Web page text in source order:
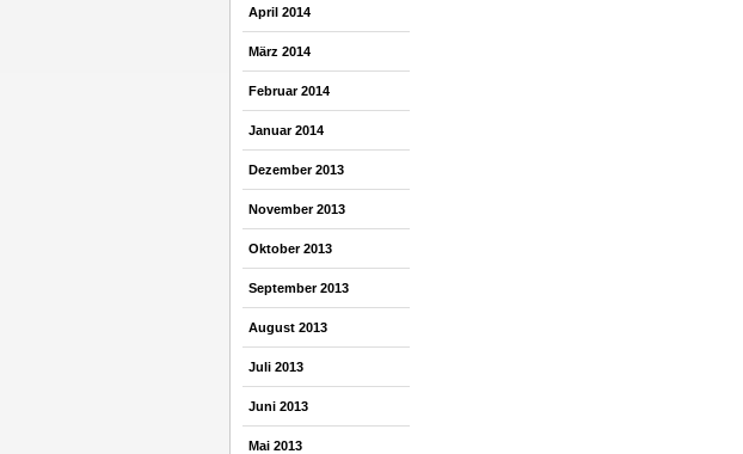
April 2014
März 2014
Februar 2014
Januar 2014
Dezember 2013
November 2013
Oktober 2013
September 2013
August 2013
Juli 2013
Juni 2013
Mai 2013